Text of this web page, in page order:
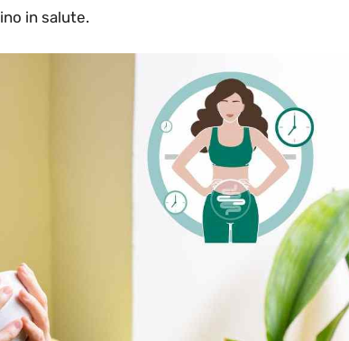
in salute.